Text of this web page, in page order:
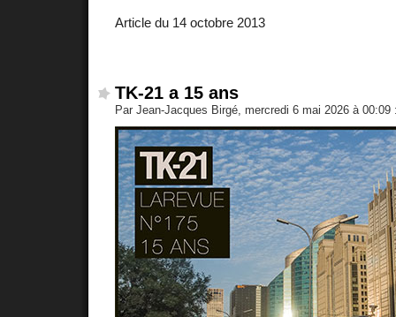
Article du 14 octobre 2013
TK-21 a 15 ans
Par Jean-Jacques Birgé, mercredi 6 mai 2026 à 00:09